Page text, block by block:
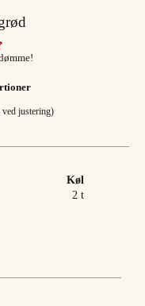
ved justering)
Køl
2timer
t